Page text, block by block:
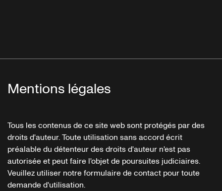
Mentions légales
Tous les contenus de ce site web sont protégés par des
droits d'auteur. Toute utilisation sans accord écrit
préalable du détenteur des droits d'auteur n'est pas
autorisée et peut faire l'objet de poursuites judiciaires.
Veuillez utiliser notre formulaire de contact pour toute
demande d'utilisation.